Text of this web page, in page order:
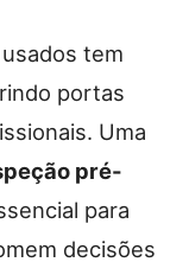
tem
portas
Uma
pré-
para
decisões